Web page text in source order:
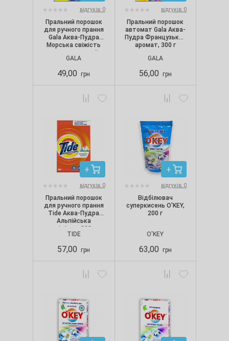
відгуків: 0
Пральний порошок
для ручного прання
Gala Аква-Пудра
Морська свіжість
для кольорової
білизни, 300 г
GALA
49,00 грн
відгуків: 0
Пральний порошок
автомат Gala Аква-
Пудра Французький
аромат, 300 г
GALA
56,00 грн
відгуків: 0
Пральний порошок
для ручного прання
Tide Аква-Пудра
Альпійська
свіжість, 300 г
TIDE
57,00 грн
відгуків: 0
Відбілювач
суперкисень O'KEY,
200 г
O'KEY
63,00 грн